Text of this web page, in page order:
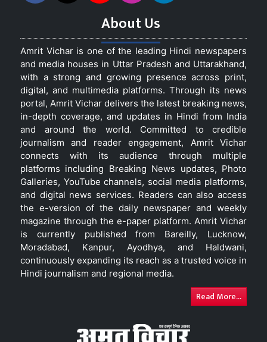
About Us
Amrit Vichar is one of the leading Hindi newspapers
and media houses in Uttar Pradesh and Uttarakhand,
with a strong and growing presence across print,
digital, and multimedia platforms. Through its news
portal, Amrit Vichar delivers the latest breaking news,
in-depth coverage, and updates in Hindi from India
and around the world. Committed to credible
journalism and reader engagement, Amrit Vichar
connects with its audience through multiple
platforms including Breaking News updates, Photo
Galleries, YouTube channels, social media platforms,
and digital news services. Readers can also access
the e-version of the daily newspaper and weekly
magazine through the e-paper platform. Amrit Vichar
is currently published from Bareilly, Lucknow,
Moradabad, Kanpur, Ayodhya, and Haldwani,
continuously expanding its reach as a trusted voice in
Hindi journalism and regional media.
Read More...